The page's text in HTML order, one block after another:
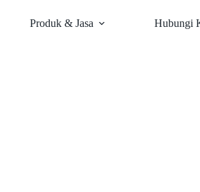
Produk & Jasa Hubungi